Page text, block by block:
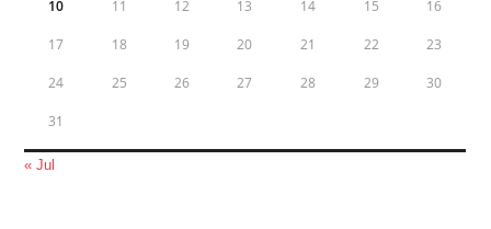
10 11 12 13 14 15 16
17 18 19 20 21 22 23
24 25 26 27 28 29 30
31
« Jul